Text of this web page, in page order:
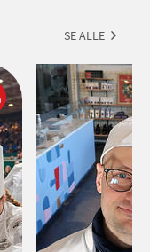
SE ALLE